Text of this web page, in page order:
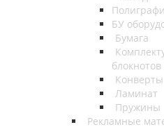
БУ
Бумага
блокнотов
Конверты
Ламинат
Пружины
Рекламные